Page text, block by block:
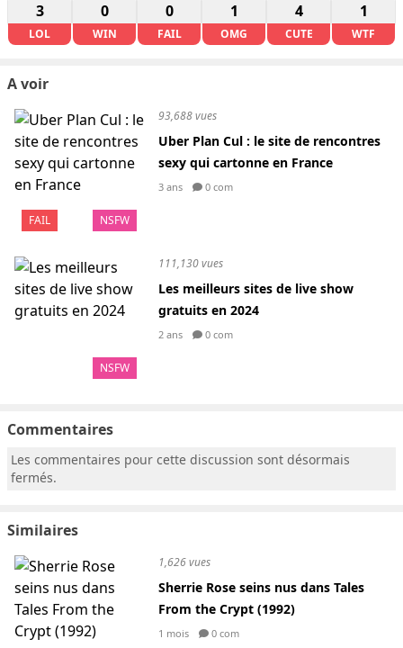
3
LOL
0
WIN
0
FAIL
1
OMG
4
CUTE
1
WTF
A voir
FAIL NSFW
93,688 vues
Uber Plan Cul : le site de rencontres
sexy qui cartonne en France
3 ans 0 com
NSFW
111,130 vues
Les meilleurs sites de live show
gratuits en 2024
2 ans 0 com
Commentaires
Les commentaires pour cette discussion sont désormais
fermés.
Similaires
1,626 vues
Sherrie Rose seins nus dans Tales
From the Crypt (1992)
1 mois 0 com